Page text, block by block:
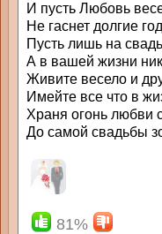
И пусть Любовь
Не гаснет долгие
Пусть лишь на
А в вашей жизни
Живите весело и
Имейте все что в
Храня огонь любви
До самой свадьбы
81%